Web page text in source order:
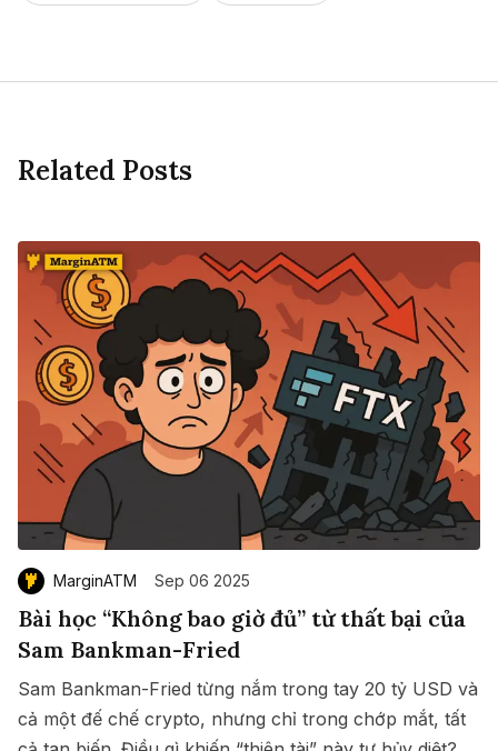
Related Posts
MarginATM Sep 06 2025
Bài học “Không bao giờ đủ” từ thất bại của
Sam Bankman-Fried
Sam Bankman-Fried từng nắm trong tay 20 tỷ USD và
cả một đế chế crypto, nhưng chỉ trong chớp mắt, tất